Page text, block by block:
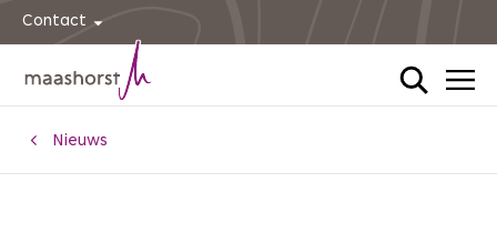
Contact
HomeNieuws